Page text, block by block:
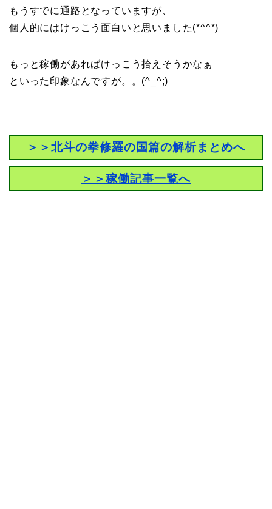
もうすでに通路となっていますが、
個人的にはけっこう面白いと思いました(*^^*)
もっと稼働があればけっこう拾えそうかなぁ
といった印象なんですが。。(^_^;)
＞＞北斗の拳修羅の国篇の解析まとめへ
＞＞稼働記事一覧へ